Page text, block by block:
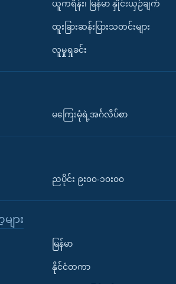
ယူကရိန်း၊ မြန်မာ နှိုင်းယှဉ်ချက်
ထူးခြားဆန်းပြားသတင်းများ
လူမှုရှုခင်း
မကြေးမုံရဲ့အင်္ဂလိပ်စာ
ညပိုင်း ၉း၀၀-၁၀း၀၀
ား
မြန်မာ
နိုင်ငံတကာ